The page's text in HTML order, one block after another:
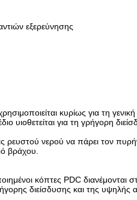
εξερεύνησης
κυρίως για τη
υιοθετείται για τη γρήγορη
νερού να πάρει τον
βράχου.
κόπτες PDC διανέμονται
διείσδυσης και της